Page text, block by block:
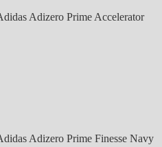
Adizero Prime Accelerator
Adizero Prime Finesse Navy